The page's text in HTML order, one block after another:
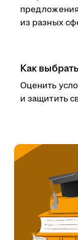
из разных
Как
Оценить
и защитить